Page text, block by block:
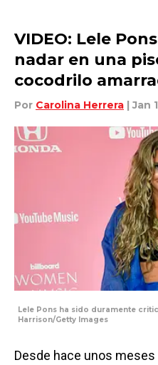
VIDEO: Lele
nadar en una
cocodrilo
Por Carolina Herrera | Jan
Lele Pons ha sido duramente
Harrison/Getty Images
Desde hace unos